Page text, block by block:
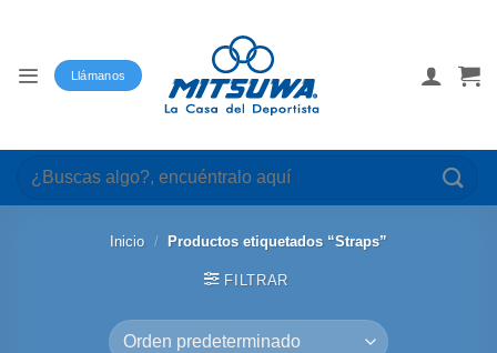
Llámanos
Buscar
por:
Inicio / Productos etiquetados “Straps”
FILTRAR